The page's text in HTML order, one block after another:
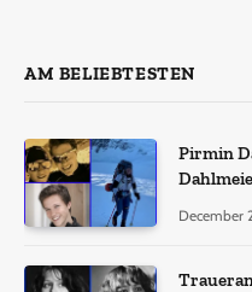
AM BELIEBTESTEN
Pirmin
December